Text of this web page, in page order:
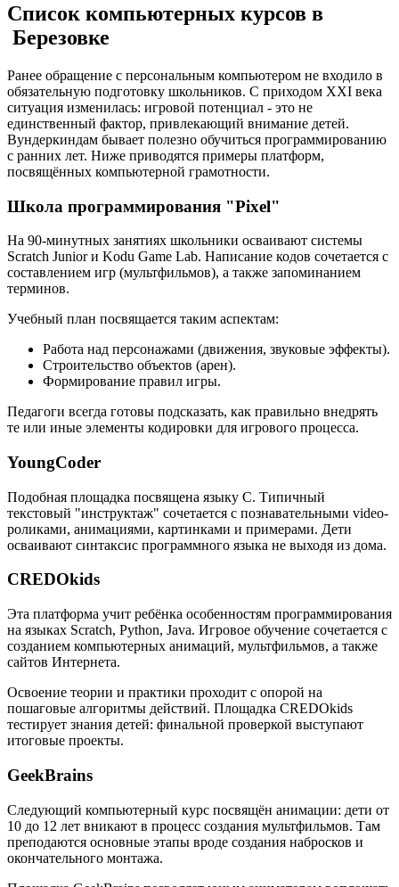
Список компьютерных курсов в
Березовке
Ранее обращение с персональным компьютером не входило в
обязательную подготовку школьников. С приходом XXI века
ситуация изменилась: игровой потенциал - это не
единственный фактор, привлекающий внимание детей.
Вундеркиндам бывает полезно обучиться программированию
с ранних лет. Ниже приводятся примеры платформ,
посвящённых компьютерной грамотности.
Школа программирования "Pixel"
На 90-минутных занятиях школьники осваивают системы
Scratch Junior и Kodu Game Lab. Написание кодов сочетается с
составлением игр (мультфильмов), а также запоминанием
терминов.
Учебный план посвящается таким аспектам:
Работа над персонажами (движения, звуковые эффекты).
Строительство объектов (арен).
Формирование правил игры.
Педагоги всегда готовы подсказать, как правильно внедрять
те или иные элементы кодировки для игрового процесса.
YoungCoder
Подобная площадка посвящена языку C. Типичный
текстовый "инструктаж" сочетается с познавательными video-
роликами, анимациями, картинками и примерами. Дети
осваивают синтаксис программного языка не выходя из дома.
CREDOkids
Эта платформа учит ребёнка особенностям программирования
на языках Scratch, Python, Java. Игровое обучение сочетается с
созданием компьютерных анимаций, мультфильмов, а также
сайтов Интернета.
Освоение теории и практики проходит с опорой на
пошаговые алгоритмы действий. Площадка CREDOkids
тестирует знания детей: финальной проверкой выступают
итоговые проекты.
GeekBrains
Следующий компьютерный курс посвящён анимации: дети от
10 до 12 лет вникают в процесс создания мультфильмов. Там
преподаются основные этапы вроде создания набросков и
окончательного монтажа.